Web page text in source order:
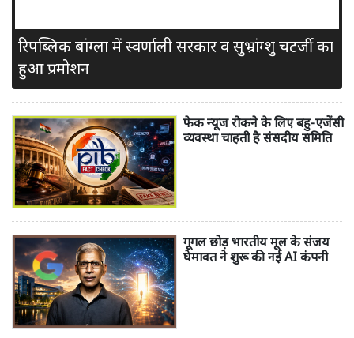
रिपब्लिक बांग्ला में स्वर्णाली सरकार व सुभ्रांग्शु चटर्जी का
हुआ प्रमोशन
फेक न्यूज रोकने के लिए बहु-एजेंसी
व्यवस्था चाहती है संसदीय समिति
गूगल छोड़ भारतीय मूल के संजय
घेमावत ने शुरू की नई AI कंपनी